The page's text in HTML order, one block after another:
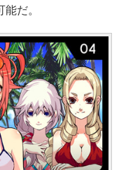
だ。